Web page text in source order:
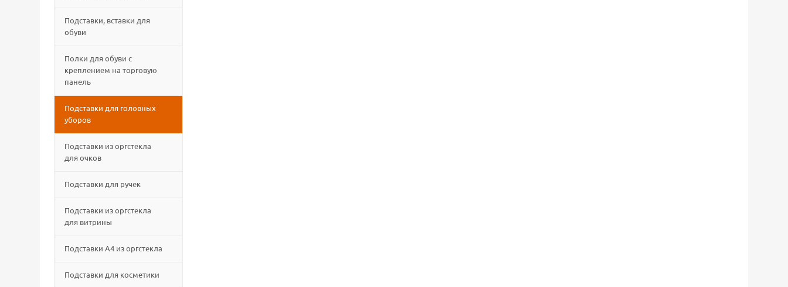
Подставки, вставки для
обуви
Полки для обуви с
креплением на торговую
панель
Подставки для головных
уборов
Подставки из оргстекла
для очков
Подставки для ручек
Подставки из оргстекла
для витрины
Подставки А4 из оргстекла
Подставки для косметики